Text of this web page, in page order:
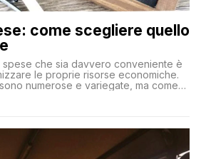
come scegliere quello
che sia davvero conveniente è
le proprie risorse economiche.
numerose e variegate, ma come
alle proprie esigenze senza